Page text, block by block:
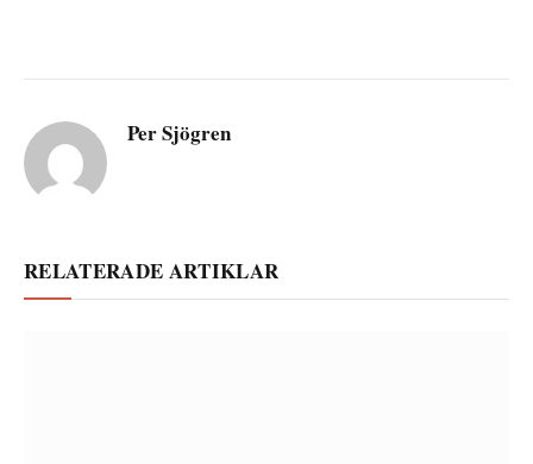
Per Sjögren
RELATERADE ARTIKLAR